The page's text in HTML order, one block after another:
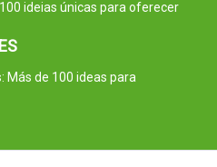
ideias únicas para oferecer
Más de 100 ideas para